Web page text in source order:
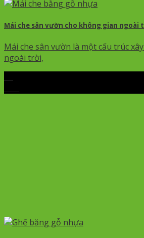
Mái che sân vườn cho không gian ngoài
Mái che sân vườn là một cấu trúc
ngoài trời,